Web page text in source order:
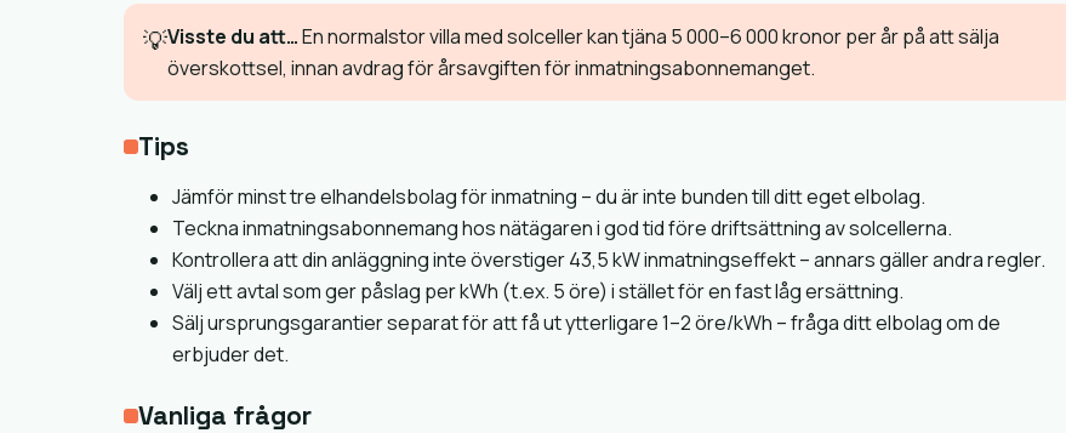
💡Visste du att…En normalstor villa med solceller kan tjäna 5 000–6 000 kronor per år på att sälja
överskottsel, innan avdrag för årsavgiften för inmatningsabonnemanget.
Tips
Jämför minst tre elhandelsbolag för inmatning – du är inte bunden till ditt eget elbolag.
Teckna inmatningsabonnemang hos nätägaren i god tid före driftsättning av solcellerna.
Kontrollera att din anläggning inte överstiger 43,5 kW inmatningseffekt – annars gäller andra regler.
Välj ett avtal som ger påslag per kWh (t.ex. 5 öre) i stället för en fast låg ersättning.
Sälj ursprungsgarantier separat för att få ut ytterligare 1–2 öre/kWh – fråga ditt elbolag om de
erbjuder det.
Vanliga frågor